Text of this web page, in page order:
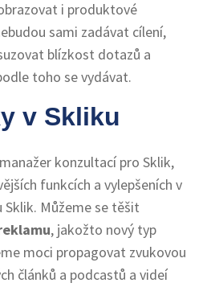
i produktové
sami zadávat cílení,
blízkost dotazů a
toho se vydávat.
v Skliku
konzultací pro Sklik,
funkcích a vylepšeních v
Můžeme se těšit
, jakožto nový typ
moci propagovat zvukovou
článků a podcastů a videí